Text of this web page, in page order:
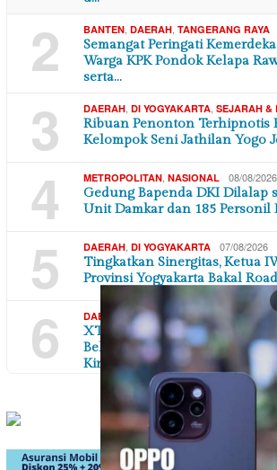
2 BANTEN DAERAH TANGERANG RAYA
Semangat Peringati
Warga KPK Pondok Kelapa
serta…
3 DAERAH DI YOGYAKARTA SEJARAH &
Ribuan Penonton Terhipnotis
Kelompok Seni Jathilan Yogo
4 METROPOLITAN NASIONAL 08/08/2026
Gedung Bapenda DKI Dilalap
Unit Damkar dan 185 Personil
5 DAERAH DI YOGYAKARTA 07/08/2026
Tingkatkan Sinergitas, Ketua
Provinsi Yogyakarta Bakal
6 DAERAH JAWA BARAT 07/08/2026
XTC Sexyroad Indonesia DPC
Bekasi Gelar Aksi di Depan
Kinerj…